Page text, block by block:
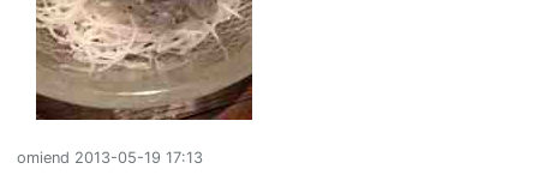
omiend 2013-05-19 17:13